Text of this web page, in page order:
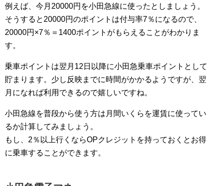
例えば、今月20000円を小田急線に使ったとしましょう。
そうすると20000円のポイントは付与率7％になるので、
20000円×7％＝1400ポイントがもらえることがわかりま
す。
乗車ポイントは翌月12日以降に小田急乗車ポイントとして
貯まります。少し反映までに時間がかかるようですが、翌
月になれば利用できるので嬉しいですね。
小田急線を普段から使う方は月間いくらを運賃に使ってい
るか計算してみましょう。
もし、2％以上行くならOPクレジットを持っておくとお得
に乗車することができます。